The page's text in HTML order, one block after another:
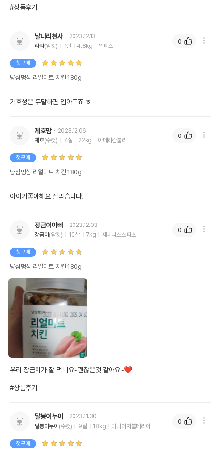
#상품후기
날나리천사
2023.12.13
라라(암컷) 1살 4.8kg 말티즈
첫구매
냥심멍심 리얼미트 치킨 180g
기호성은 두말하면 입아프죠 ㅎ
0
제호맘
2023.12.06
제호(수컷) 4살 22kg 아메리칸불리
첫구매
냥심멍심 리얼미트 치킨 180g
아이가좋아해요 잘먹습니다!
0
장금이아빠
2023.12.03
장금이 (암컷) 10살 7kg 제페니스스피츠
첫구매
냥심멍심 리얼미트 치킨 180g
우리 장금이가 잘 먹네요~괜찮은것 같아요~❤
#상품후기
0
달봉이누이
2023.11.30
달봉이누이 (수컷) 9살 18kg 미니어처불테리어
첫구매
0